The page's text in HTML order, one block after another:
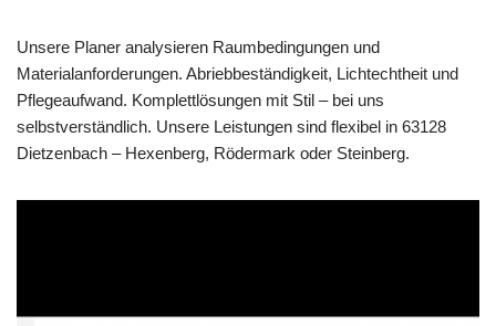
Unsere Planer analysieren Raumbedingungen und
Materialanforderungen. Abriebbeständigkeit, Lichtechtheit und
Pflegeaufwand. Komplettlösungen mit Stil – bei uns
selbstverständlich. Unsere Leistungen sind flexibel in 63128
Dietzenbach – Hexenberg, Rödermark oder Steinberg.